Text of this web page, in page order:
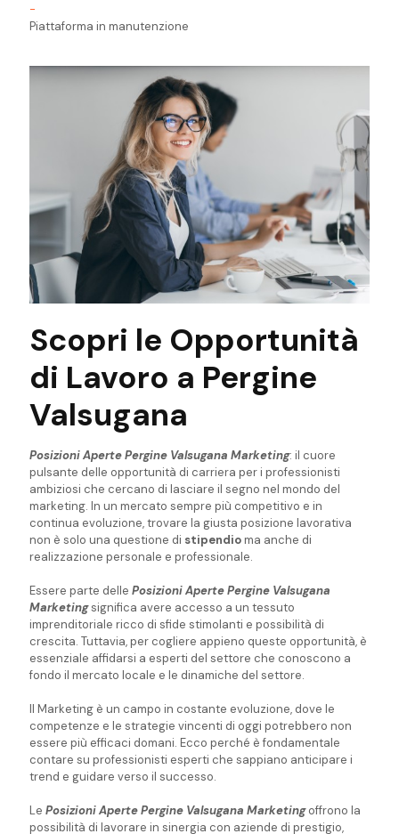
-
Piattaforma in manutenzione
Scopri le Opportunità
di Lavoro a Pergine
Valsugana
Posizioni Aperte Pergine Valsugana Marketing: il cuore
pulsante delle opportunità di carriera per i professionisti
ambiziosi che cercano di lasciare il segno nel mondo del
marketing. In un mercato sempre più competitivo e in
continua evoluzione, trovare la giusta posizione lavorativa
non è solo una questione di stipendioma anche di
realizzazione personale e professionale.
Essere parte delle Posizioni Aperte Pergine Valsugana
Marketingsignifica avere accesso a un tessuto
imprenditoriale ricco di sfide stimolanti e possibilità di
crescita. Tuttavia, per cogliere appieno queste opportunità, è
essenziale affidarsi a esperti del settore che conoscono a
fondo il mercato locale e le dinamiche del settore.
Il Marketing è un campo in costante evoluzione, dove le
competenze e le strategie vincenti di oggi potrebbero non
essere più efficaci domani. Ecco perché è fondamentale
contare su professionisti esperti che sappiano anticipare i
trend e guidare verso il successo.
Le Posizioni Aperte Pergine Valsugana Marketingoffrono la
possibilità di lavorare in sinergia con aziende di prestigio,